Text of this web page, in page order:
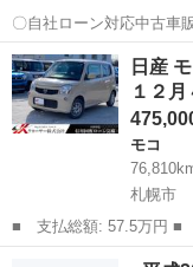
〇自社ローン対応中古車販売〇 ☆どなたでもロー
☆ １、勤続年数の
される主婦の方や派遣社
組めない方 ４、他社様で
北海道 札幌市 モコ
日産
１２
モコ
札幌市
■ 支払総額: 57.5万円 ■ 車両本体価格： 475,000 円 ■ メーカー
名： 日産 ■ 車種名：
モコ